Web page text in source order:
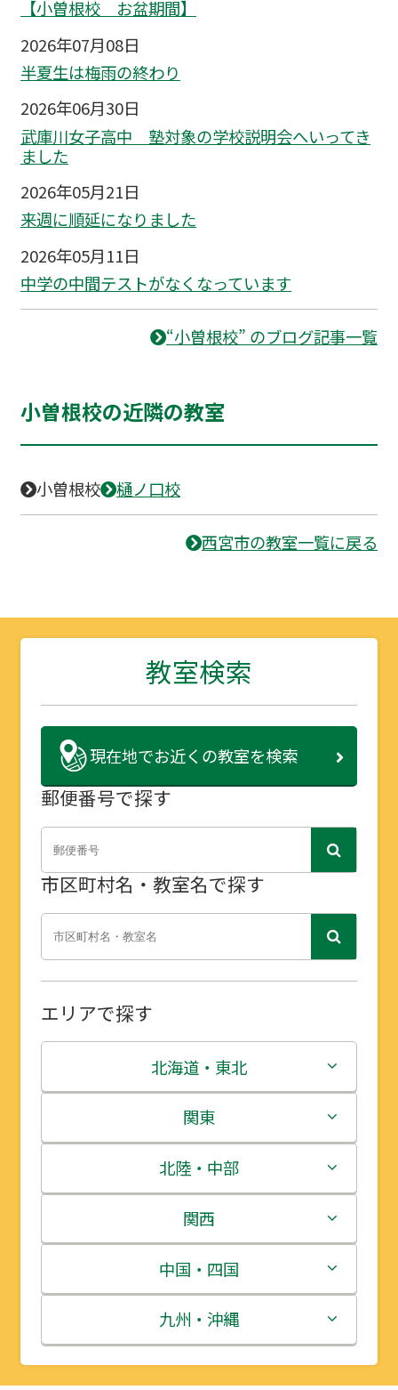
【小曽根校 お盆期間】
2026年07月08日
半夏生は梅雨の終わり
2026年06月30日
武庫川女子高中 塾対象の学校説明会へいってき
ました
2026年05月21日
来週に順延になりました
2026年05月11日
中学の中間テストがなくなっています
“小曽根校” のブログ記事一覧
小曽根校の近隣の教室
小曽根校 樋ノ口校
西宮市の教室一覧に戻る
教室検索
現在地でお近くの教室を検索
郵便番号で探す
市区町村名・教室名で探す
エリアで探す
北海道・東北
北海道
青森県
岩手県
宮城県
秋田県
山形県
関東
茨城県
栃木県
群馬県
埼玉県
千葉県
北陸・中部
新潟県
富山県
石川県
福井県
関西
三重県
滋賀県
京都府
中国・四国
鳥取県
島根県
九州・沖縄
福岡県